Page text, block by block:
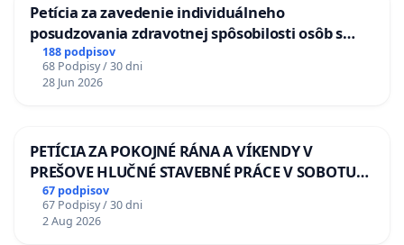
Petícia za zavedenie individuálneho
posudzovania zdravotnej spôsobilosti osôb s
diabetom 1. a 2. typu pri prijímaní do
Policajného zboru SR
188 podpisov
68 Podpisy / 30 dni
28 Jun 2026
PETÍCIA ZA POKOJNÉ RÁNA A VÍKENDY V
PREŠOVE HLUČNÉ STAVEBNÉ PRÁCE V SOBOTU
LEN OD 9.00 DO 13.00 HOD., CEZ PRACOVNÝ
TÝŽDEŇ CIEĽ 8.00 – 18.00 HOD. A PRAVIDELNÁ
KONTROLA STAVBY C-AREA NA
67 podpisov
67 Podpisy / 30 dni
2 Aug 2026